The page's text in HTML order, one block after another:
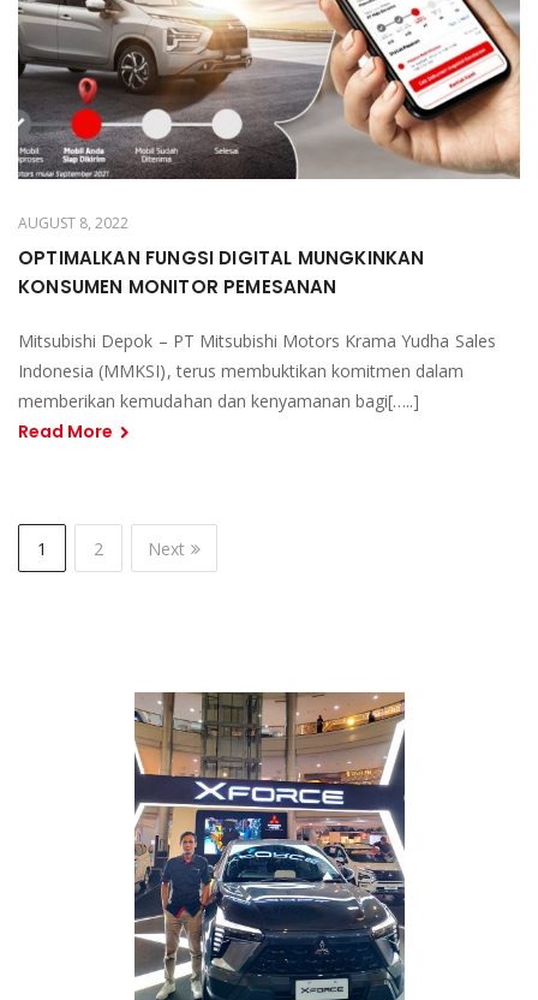
AUGUST 8, 2022
OPTIMALKAN FUNGSI DIGITAL MUNGKINKAN
KONSUMEN MONITOR PEMESANAN
Mitsubishi Depok – PT Mitsubishi Motors Krama Yudha Sales
Indonesia (MMKSI), terus membuktikan komitmen dalam
memberikan kemudahan dan kenyamanan bagi[…..]
Read More
1 2 Next